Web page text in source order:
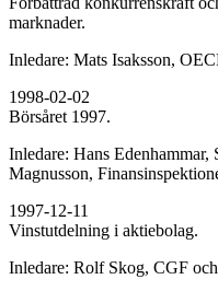
marknader.
Inledare: Mats Isaksson,
1998-02-02
Börsåret 1997.
Inledare: Hans
Magnusson,
1997-12-11
Vinstutdelning i aktiebolag.
Inledare: Rolf Skog, CGF